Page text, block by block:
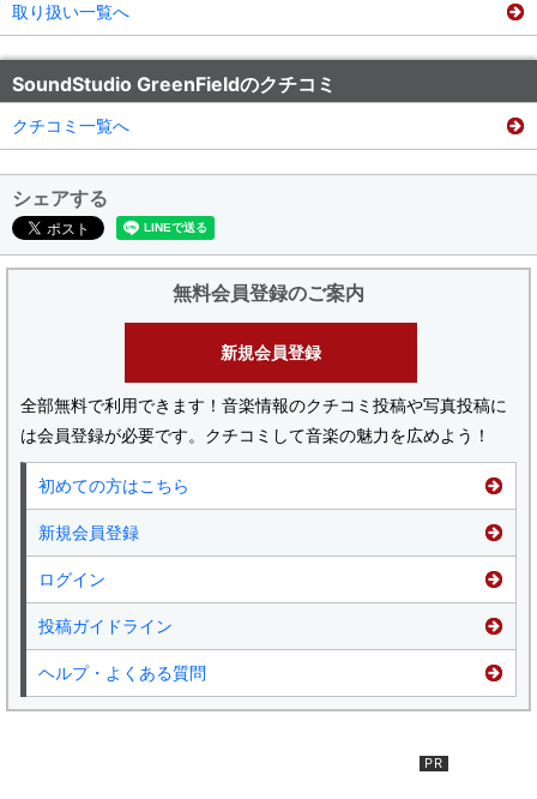
取り扱い一覧へ
SoundStudio GreenFieldのクチコミ
クチコミ一覧へ
シェアする
無料会員登録のご案内
新規会員登録
全部無料で利用できます！音楽情報のクチコミ投稿や写真投稿に
は会員登録が必要です。クチコミして音楽の魅力を広めよう！
初めての方はこちら
新規会員登録
ログイン
投稿ガイドライン
ヘルプ・よくある質問